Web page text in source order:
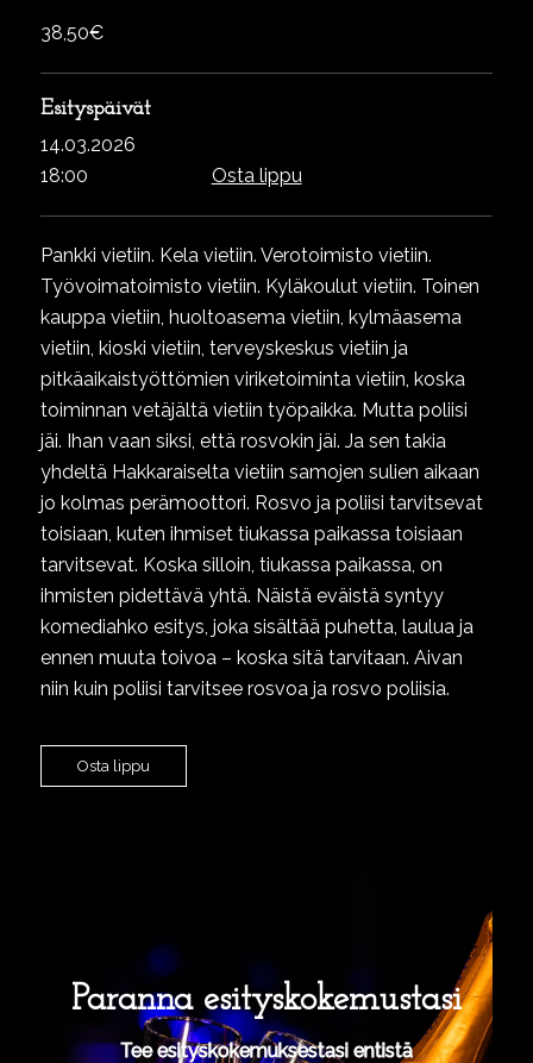
38,50€
Esityspäivät
14.03.2026
18:00
Osta lippu
Pankki vietiin. Kela vietiin. Verotoimisto vietiin.
Työvoimatoimisto vietiin. Kyläkoulut vietiin. Toinen
kauppa vietiin, huoltoasema vietiin, kylmäasema
vietiin, kioski vietiin, terveyskeskus vietiin ja
pitkäaikaistyöttömien viriketoiminta vietiin, koska
toiminnan vetäjältä vietiin työpaikka. Mutta poliisi
jäi. Ihan vaan siksi, että rosvokin jäi. Ja sen takia
yhdeltä Hakkaraiselta vietiin samojen sulien aikaan
jo kolmas perämoottori. Rosvo ja poliisi tarvitsevat
toisiaan, kuten ihmiset tiukassa paikassa toisiaan
tarvitsevat. Koska silloin, tiukassa paikassa, on
ihmisten pidettävä yhtä. Näistä eväistä syntyy
komediahko esitys, joka sisältää puhetta, laulua ja
ennen muuta toivoa – koska sitä tarvitaan. Aivan
niin kuin poliisi tarvitsee rosvoa ja rosvo poliisia.
Osta lippu
Paranna esityskokemustasi
Tee esityskokemuksestasi entistä